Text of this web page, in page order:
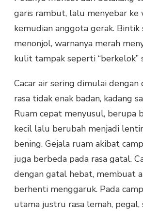
garis rambut, lalu menyebar ke
kemudian anggota gerak. Bintik
menonjol, warnanya merah
kulit tampak seperti “berkelok”
Cacar air sering dimulai dengan
rasa tidak enak badan, kadang
Ruam cepat menyusul, berupa
kecil lalu berubah menjadi
bening. Gejala ruam akibat
juga berbeda pada rasa gatal.
dengan gatal hebat, membuat
berhenti menggaruk. Pada
utama justru rasa lemah,